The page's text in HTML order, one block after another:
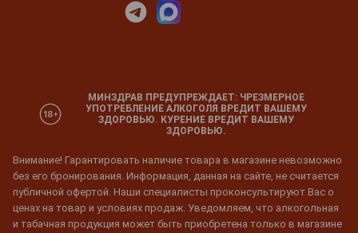
МИНЗДРАВ ПРЕДУПРЕЖДАЕТ: ЧРЕЗМЕРНОЕ
УПОТРЕБЛЕНИЕ АЛКОГОЛЯ ВРЕДИТ ВАШЕМУ
ЗДОРОВЬЮ. КУРЕНИЕ ВРЕДИТ ВАШЕМУ
ЗДОРОВЬЮ.
Внимание! Гарантировать наличие товара в магазине невозможно
без его бронирования. Информация, данная на сайте, не считается
публичной офертой. Наши специалисты проконсультируют Вас о
ценах на товар и условиях продаж. Уведомляем, что алкогольная
и табачная продукция может быть приобретена только в магазине